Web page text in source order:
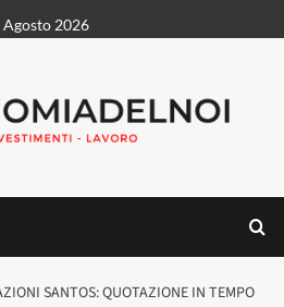
Agosto 2026
SANTOS: QUOTAZIONE IN TEMPO